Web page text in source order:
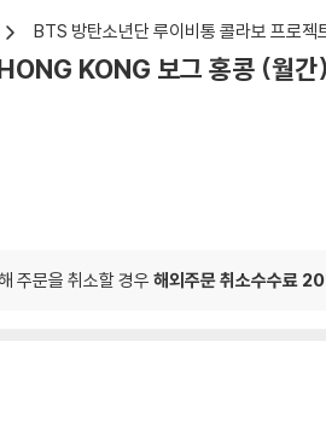
BTS 방탄소년단 루이비통 콜라보 프로젝
KONG 보그 홍콩 (월
주문을 취소할 경우 해외주문 취소수수료